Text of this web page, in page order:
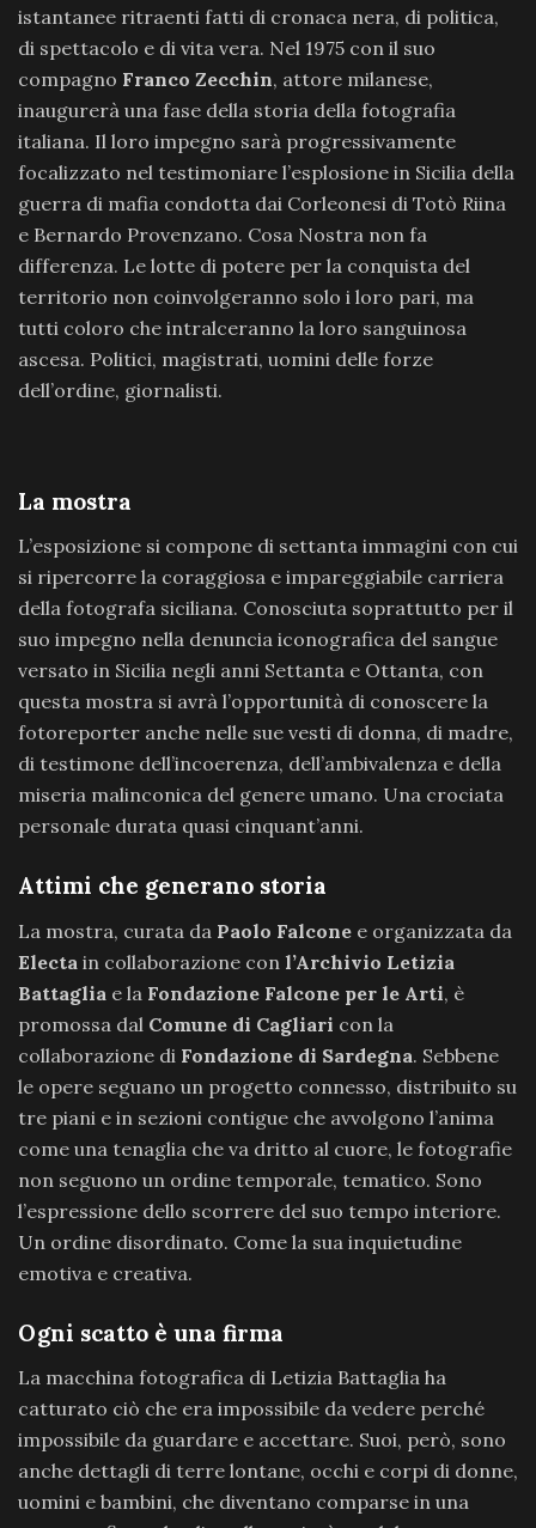
istantanee ritraenti fatti di cronaca nera, di politica,
di spettacolo e di vita vera. Nel 1975 con il suo
compagno Franco Zecchin, attore milanese,
inaugurerà una fase della storia della fotografia
italiana. Il loro impegno sarà progressivamente
focalizzato nel testimoniare l’esplosione in Sicilia della
guerra di mafia condotta dai Corleonesi di Totò Riina
e Bernardo Provenzano. Cosa Nostra non fa
differenza. Le lotte di potere per la conquista del
territorio non coinvolgeranno solo i loro pari, ma
tutti coloro che intralceranno la loro sanguinosa
ascesa. Politici, magistrati, uomini delle forze
dell’ordine, giornalisti.
La mostra
L’esposizione si compone di settanta immagini con cui
si ripercorre la coraggiosa e impareggiabile carriera
della fotografa siciliana. Conosciuta soprattutto per il
suo impegno nella denuncia iconografica del sangue
versato in Sicilia negli anni Settanta e Ottanta, con
questa mostra si avrà l’opportunità di conoscere la
fotoreporter anche nelle sue vesti di donna, di madre,
di testimone dell’incoerenza, dell’ambivalenza e della
miseria malinconica del genere umano. Una crociata
personale durata quasi cinquant’anni.
Attimi che generano storia
La mostra, curata da Paolo Falcone e organizzata da
Electa in collaborazione con l’Archivio Letizia
Battaglia e la Fondazione Falcone per le Arti, è
promossa dal Comune di Cagliari con la
collaborazione di Fondazione di Sardegna. Sebbene
le opere seguano un progetto connesso, distribuito su
tre piani e in sezioni contigue che avvolgono l’anima
come una tenaglia che va dritto al cuore, le fotografie
non seguono un ordine temporale, tematico. Sono
l’espressione dello scorrere del suo tempo interiore.
Un ordine disordinato. Come la sua inquietudine
emotiva e creativa.
Ogni scatto è una firma
La macchina fotografica di Letizia Battaglia ha
catturato ciò che era impossibile da vedere perché
impossibile da guardare e accettare. Suoi, però, sono
anche dettagli di terre lontane, occhi e corpi di donne,
uomini e bambini, che diventano comparse in una